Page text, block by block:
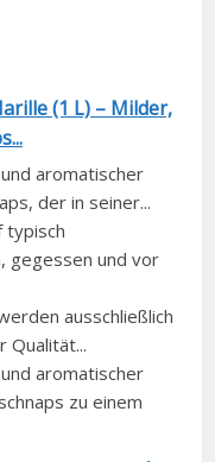
(1 L) – Milder,
aromatischer
der in seiner...
typisch
gegessen und vor
ausschließlich
Qualität...
aromatischer
zu einem